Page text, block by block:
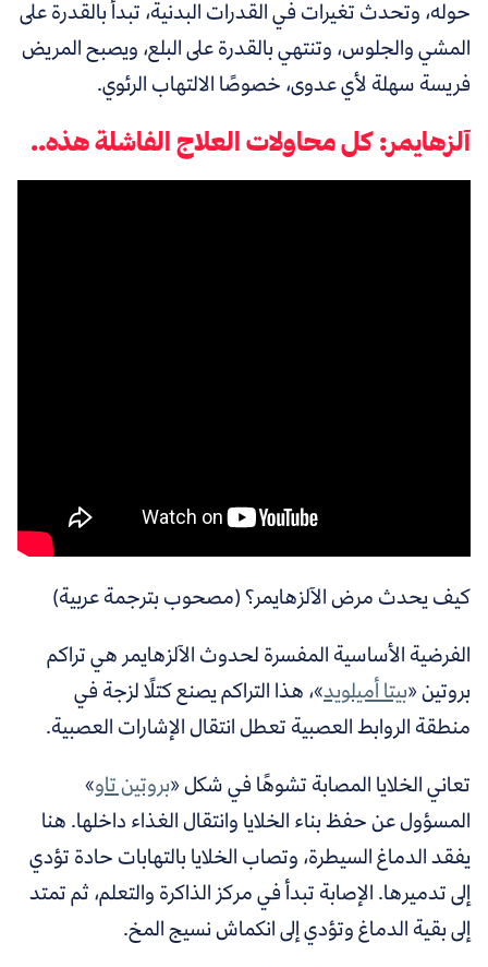
حوله، وتحدث تغيرات في القدرات البدنية، تبدأ بالقدرة على
المشي والجلوس، وتنتهي بالقدرة على البلع، ويصبح المريض
فريسة سهلة لأي عدوى، خصوصًا الالتهاب الرئوي.
آلزهايمر: كل محاولات العلاج الفاشلة هذه..
كيف يحدث مرض الآلزهايمر؟ (مصحوب بترجمة عربية)
الفرضية الأساسية المفسرة لحدوث الآلزهايمر هي تراكم
بروتين «بيتا أميلويد»،هذا التراكم يصنع كتلًا لزجة في
منطقة الروابط العصبية تعطل انتقال الإشارات العصبية.
تعاني الخلايا المصابة تشوهًا في شكل «بروتين تاو»
المسؤول عن حفظ بناء الخلايا وانتقال الغذاء داخلها. هنا
يفقد الدماغ السيطرة، وتصاب الخلايا بالتهابات حادة تؤدي
إلى تدميرها. الإصابة تبدأ في مركز الذاكرة والتعلم، ثم تمتد
إلى بقية الدماغ وتؤدي إلى انكماش نسيج المخ.